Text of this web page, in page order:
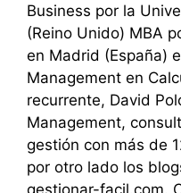
Business por la
(Reino Unido) MBA
en Madrid (España)
Management en
recurrente, David
Management,
gestión con más de
por otro lado los